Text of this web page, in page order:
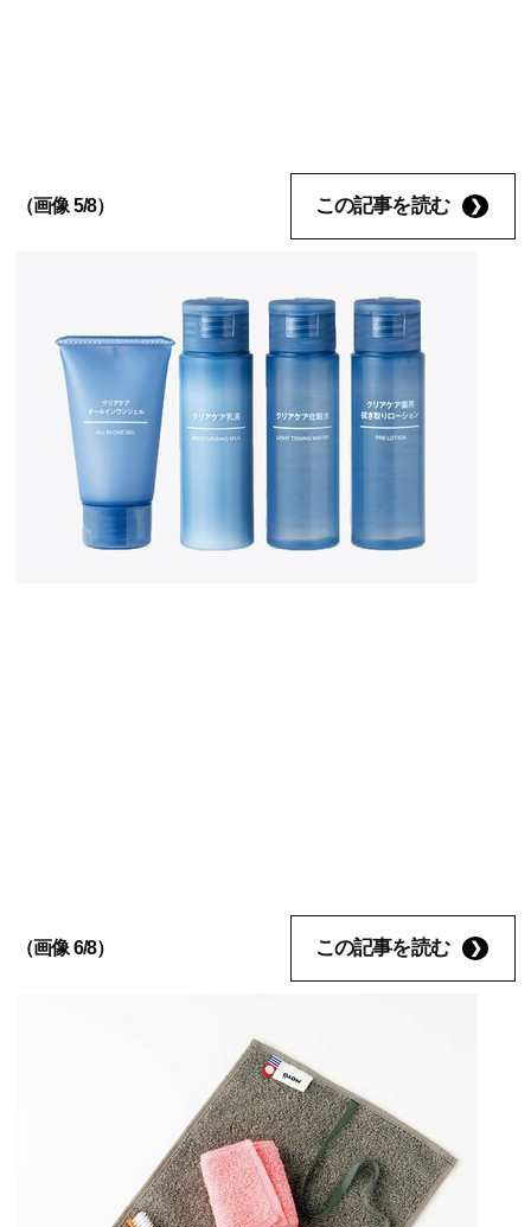
（画像 5/8） この記事を読む
（画像 6/8） この記事を読む